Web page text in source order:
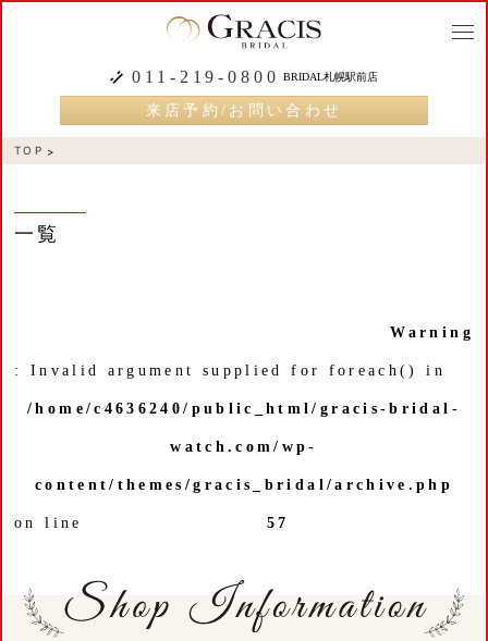
011-219-0800 BRIDAL札幌駅前店
来店予約/お問い合わせ
TOP
一覧
Warning
: Invalid argument supplied for foreach() in
/home/c4636240/public_html/gracis-bridal-
watch.com/wp-
content/themes/gracis_bridal/archive.php
on line 57